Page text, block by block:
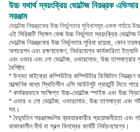
উচ্চ যথার্থ স্বয়ংক্রিয় ভোল্টেজ নিয়ন্ত্রক এভিআর
সরঞ্জাম
ভোল্টেজ নিয়ন্ত্রকের উচ্চ নির্ভুলতার সুবিধাসমূহ একক পর্যায়ে
এই সিরিজটি সিঙ্গেল ফেজ উচ্চ নির্ভুলতা স্বয়ংক্রিয়
ভোল্টেজ নিয়ন্ত্রকের উচ্চ নির্ভুলতার সুবিধা রয়েছে, কোন
অপারেশন এবং রক্ষণাবেক্ষণ, নির্ভরযোগ্য কার্যকারিতা
এবং ওভার এবং লো ভোল্টেজ, ওভারলোড, উচ্চ তাপমাত্রার
বৈশিষ্ট্য:
* উন্নত মাইক্রো কম্পিউটার কম্পিউটার ডিজিটাল নিয়ন্ত্রণ
তাত্ক্ষণিক মধ্যে স্থিতিশীল এসি আউটপুট গ্যারান্টি দিতে
* কার্যকরভাবে সংক্ষিপ্ত উচ্চ-ভোল্টেজ স্পাইক এবং উচ্চ
* ওভার ও লো ভোল্টেজ, ওভারলোড, উচ্চ তাপমাত্রা এবং শর্ট
সহ।
* বৈদ্যুতিন সরঞ্জামগুলির ব্যবহারকারীর প্রয়োজনীয়তা এবং
থাকাকালীন দীর্ঘ বা স্বল্প বিলম্বের কার্যটি নির্বাচনযোগ্য।